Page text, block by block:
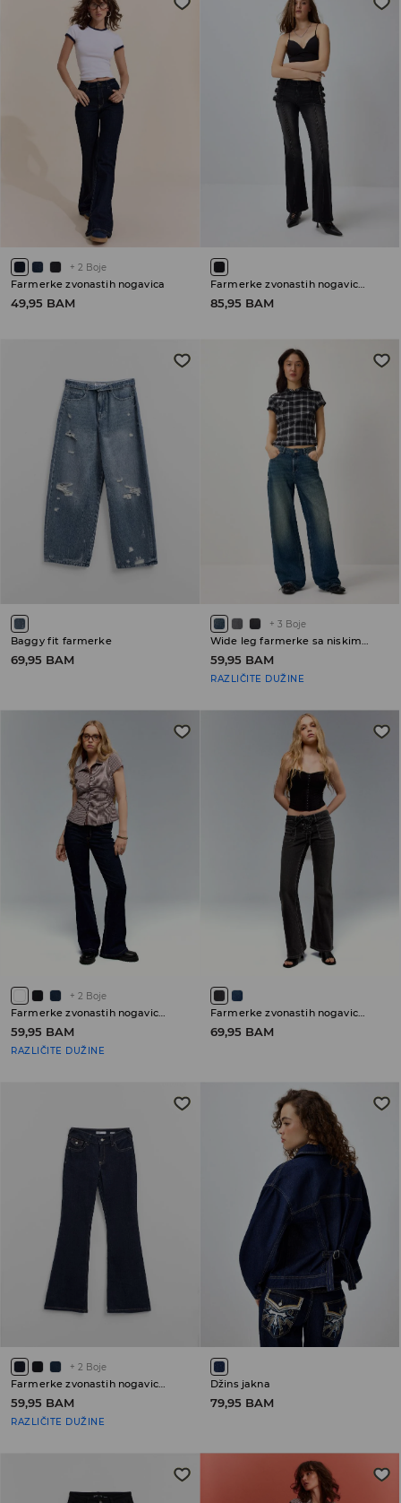
+ 2 Boje
Farmerke zvonastih nogavica
49,95 BAM
Farmerke zvonastih nogavica sa niskim strukom
85,95 BAM
Baggy fit farmerke
69,95 BAM
+ 3 Boje
Wide leg farmerke sa niskim strukom
59,95 BAM
RAZLIČITE DUŽINE
+ 2 Boje
Farmerke zvonastih nogavica sa niskim strukom
59,95 BAM
RAZLIČITE DUŽINE
Farmerke zvonastih nogavica sa niskim strukom
69,95 BAM
+ 2 Boje
Farmerke zvonastih nogavica sa niskim strukom PETITE
59,95 BAM
RAZLIČITE DUŽINE
Džins jakna
79,95 BAM